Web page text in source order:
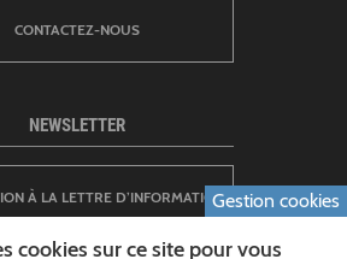
CONTACTEZ-NOUS
NEWSLETTER
À LA LETTRE D’INFORMATIONGestion cookies
cookies sur ce site pour vous